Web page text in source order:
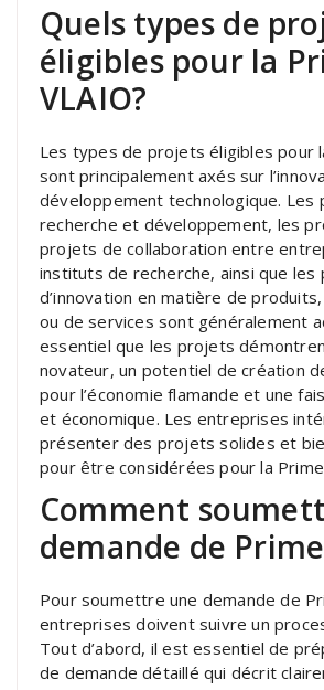
Quels types de
éligibles pour la
VLAIO?
Les types de projets éligibles pour
sont principalement axés sur
développement technologique. Les
recherche et développement, les
projets de collaboration entre
instituts de recherche, ainsi que les
d’innovation en matière de
ou de services sont généralement
essentiel que les projets
novateur, un potentiel de création
pour l’économie flamande et une
et économique. Les entreprises
présenter des projets solides et
pour être considérées pour la Prime
Comment
demande de
Pour soumettre une demande de
entreprises doivent suivre un
Tout d’abord, il est essentiel de
de demande détaillé qui décrit